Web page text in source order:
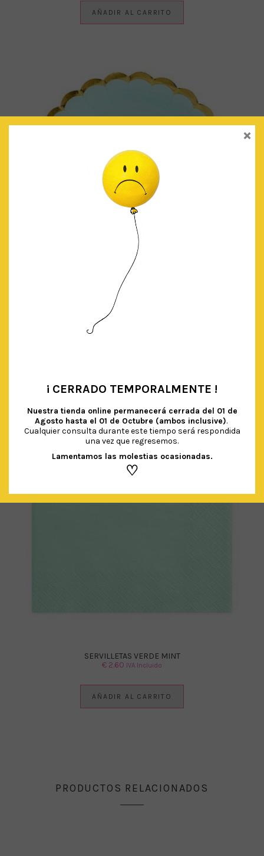
AÑADIR AL CARRITO
PLATOS MINT RIBETE DORADO
€
SERVILLETAS VERDE MINT
€ 2.60 IVA Incluido
AÑADIR AL CARRITO
PRODUCTOS RELACIONADOS
¡ CERRADO TEMPORALMENTE !
Nuestra tienda online permanecerá cerrada del 01 de
Agosto hasta el 01 de Octubre (ambos inclusive).
Cualquier consulta durante este tiempo será respondida
una vez que regresemos.
Lamentamos las molestias ocasionadas.
♡
×